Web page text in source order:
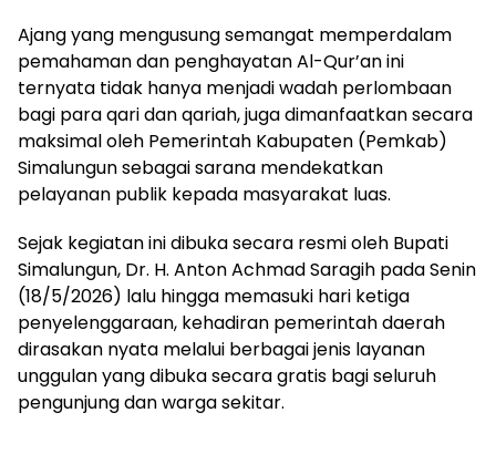
Ajang yang mengusung semangat memperdalam
pemahaman dan penghayatan Al-Qur’an ini
ternyata tidak hanya menjadi wadah perlombaan
bagi para qari dan qariah, juga dimanfaatkan secara
maksimal oleh Pemerintah Kabupaten (Pemkab)
Simalungun sebagai sarana mendekatkan
pelayanan publik kepada masyarakat luas.
Sejak kegiatan ini dibuka secara resmi oleh Bupati
Simalungun, Dr. H. Anton Achmad Saragih pada Senin
(18/5/2026) lalu hingga memasuki hari ketiga
penyelenggaraan, kehadiran pemerintah daerah
dirasakan nyata melalui berbagai jenis layanan
unggulan yang dibuka secara gratis bagi seluruh
pengunjung dan warga sekitar.